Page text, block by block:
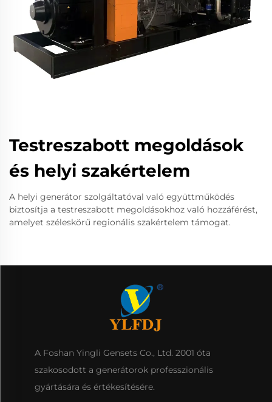
Testreszabott megoldások
és helyi szakértelem
A helyi generátor szolgáltatóval való együttműködés
biztosítja a testreszabott megoldásokhoz való hozzáférést,
amelyet széleskörű regionális szakértelem támogat.
A Foshan Yingli Gensets Co., Ltd. 2001 óta
szakosodott a generátorok professzionális
gyártására és értékesítésére.